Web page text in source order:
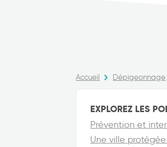
Accueil Dépigeonnage
EXPLOREZ LES
Prévention et
Une ville